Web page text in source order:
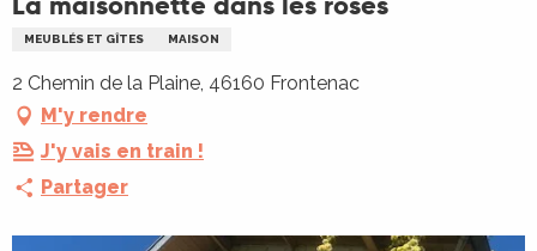
MEUBLÉS ET GÎTES MAISON
2 Chemin de la Plaine, 46160 Frontenac
M'y rendre
J'y vais en train !
Partager